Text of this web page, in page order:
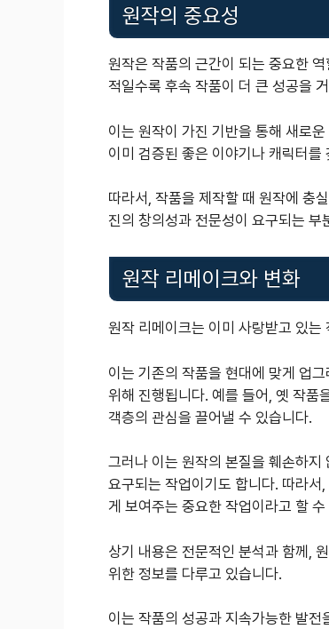
원작의 중요성
원작은 작품의 근간이 되는 중요한
적일수록 후속 작품이 더 큰 성공을
이는 원작이 가진 기반을 통해 새로
이미 검증된 좋은 이야기나 캐릭터
따라서, 작품을 제작할 때 원작에 충
진의 창의성과 전문성이 요구되는 부
원작 리메이크와 변화
원작 리메이크는 이미 사랑받고 있
이는 기존의 작품을 현대에 맞게 업
위해 진행됩니다. 예를 들어, 옛 작품
객층의 관심을 끌어낼 수 있습니다.
그러나 이는 원작의 본질을 훼손하지
요구되는 작업이기도 합니다. 따라
게 보여주는 중요한 작업이라고 할
상기 내용은 전문적인 분석과 함께,
위한 정보를 다루고 있습니다.
이는 작품의 성공과 지속가능한 발전